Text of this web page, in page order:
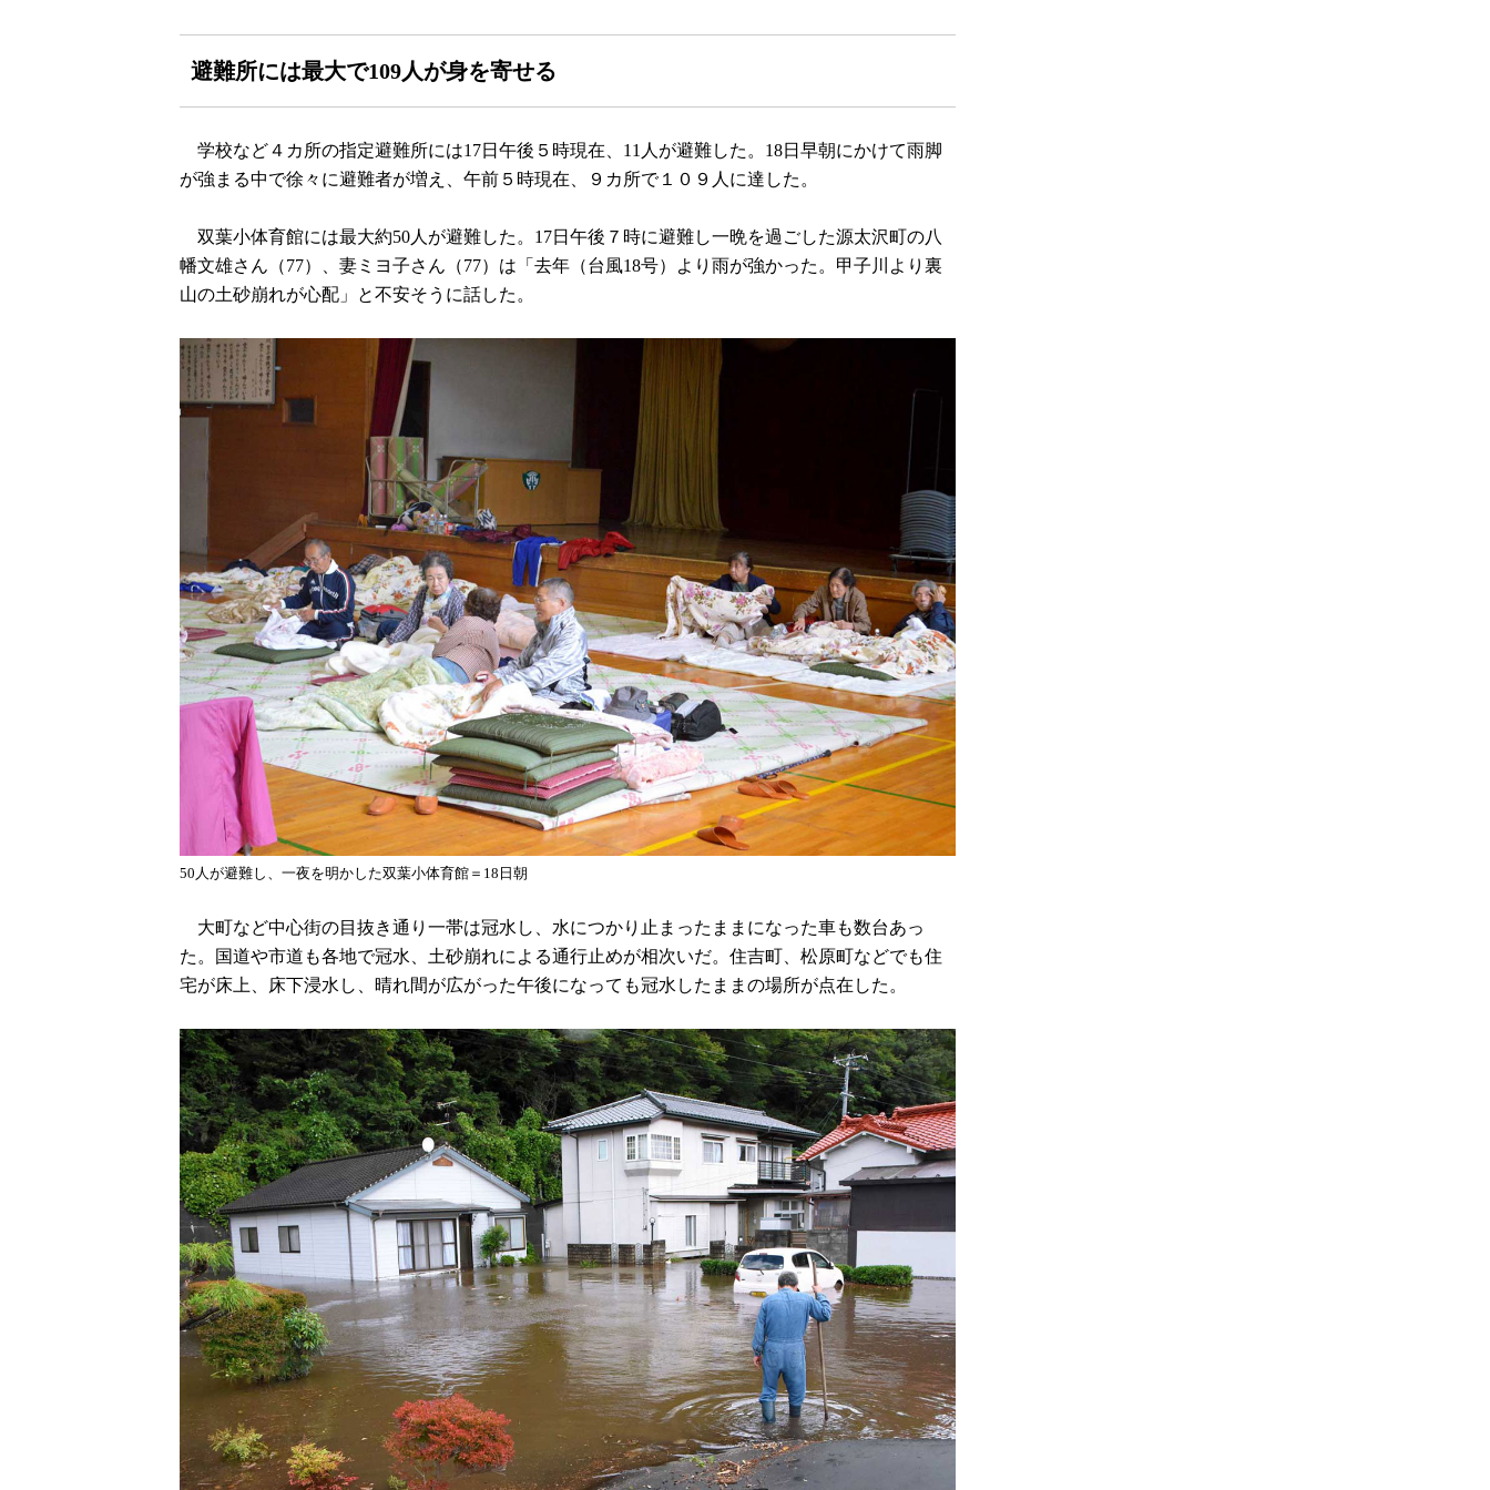
避難所には最大で109人が身を寄せる
学校など４カ所の指定避難所には17日午後５時現在、11人が避難した。18日早朝にかけて雨脚
が強まる中で徐々に避難者が増え、午前５時現在、９カ所で１０９人に達した。
双葉小体育館には最大約50人が避難した。17日午後７時に避難し一晩を過ごした源太沢町の八
幡文雄さん（77）、妻ミヨ子さん（77）は「去年（台風18号）より雨が強かった。甲子川より裏
山の土砂崩れが心配」と不安そうに話した。
50人が避難し、一夜を明かした双葉小体育館＝18日朝
大町など中心街の目抜き通り一帯は冠水し、水につかり止まったままになった車も数台あっ
た。国道や市道も各地で冠水、土砂崩れによる通行止めが相次いだ。住吉町、松原町などでも住
宅が床上、床下浸水し、晴れ間が広がった午後になっても冠水したままの場所が点在した。